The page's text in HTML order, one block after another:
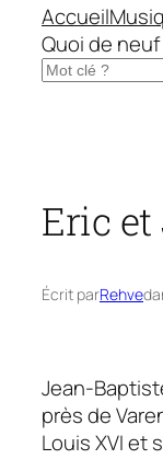
Accueil
Quoi de neuf
Rechercher
Eric
Écrit parRehve
Jean-
près de
Louis XVI et